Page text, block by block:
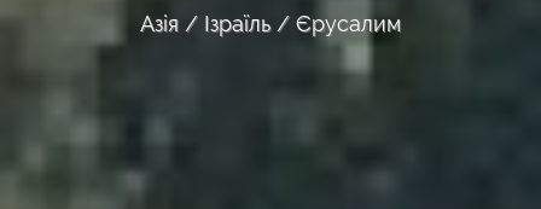
Азія Ізраїль Єрусалим